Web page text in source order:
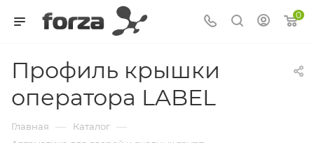
0
Профиль крышки
оператора LABEL
Главная — Каталог —